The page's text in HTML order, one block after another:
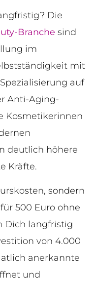
Die
Branche sind
im
mit
auf
Anti-Aging-
Kosmetikerinnen
deutlich höhere
Kräfte.
sondern
500 Euro ohne
Dich langfristig
von 4.000
anerkannte
und